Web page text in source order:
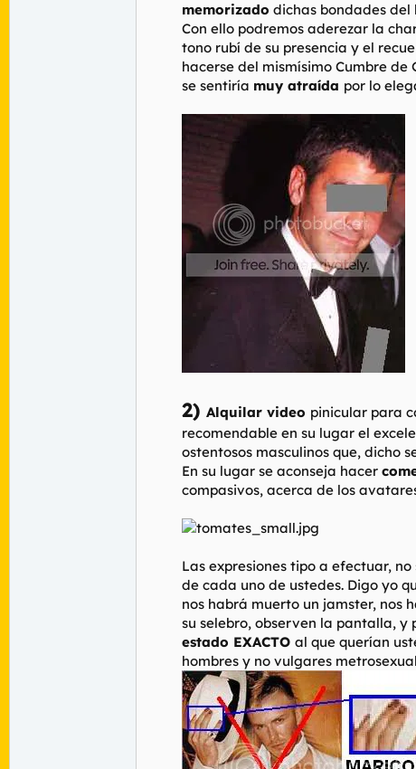
memorizado dichas bondades del
Con ello podremos aderezar la
tono rubí de su presencia y el
hacerse del mismísimo Cumbre
se sentiría muy atraída por lo
2) Alquilar video pinicular para
recomendable en su lugar el
ostentosos masculinos que, dicho
En su lugar se aconseja hacer
compasivos, acerca de los
Las expresiones tipo a efectuar,
de cada uno de ustedes. Digo yo
nos habrá muerto un jamster, nos
su selebro, observen la pantalla, y
estado EXACTO al que querían
hombres y no vulgares